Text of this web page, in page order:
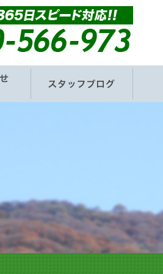
お問い合わせ・お見積もり